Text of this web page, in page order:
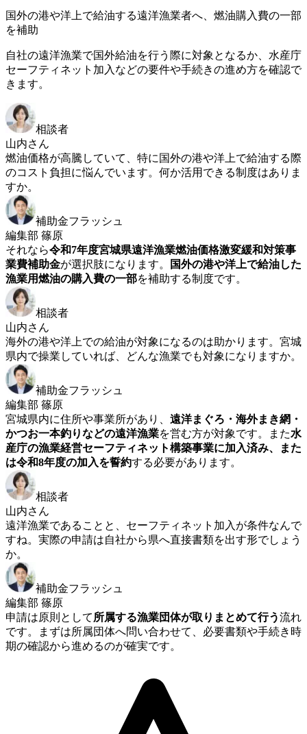
国外の港や洋上で給油する遠洋漁業者へ、燃油購入費の一部
を補助
自社の遠洋漁業で国外給油を行う際に対象となるか、水産庁
セーフティネット加入などの要件や手続きの進め方を確認で
きます。
相談者
山内さん
燃油価格が高騰していて、特に国外の港や洋上で給油する際
のコスト負担に悩んでいます。何か活用できる制度はありま
すか。
補助金フラッシュ
編集部 篠原
それなら令和7年度宮城県遠洋漁業燃油価格激変緩和対策事
業費補助金が選択肢になります。
国外の港や洋上で給油した
漁業用燃油の購入費の一部を補助する制度です。
相談者
山内さん
海外の港や洋上での給油が対象になるのは助かります。宮城
県内で操業していれば、どんな漁業でも対象になりますか。
補助金フラッシュ
編集部 篠原
宮城県内に住所や事業所があり、 遠洋まぐろ・海外まき網・
かつお一本釣りなどの遠洋漁業を営む方が対象です。また水
産庁の漁業経営セーフティネット構築事業に加入済み、また
は令和8年度の加入を誓約する必要があります。
相談者
山内さん
遠洋漁業であることと、セーフティネット加入が条件なんで
すね。実際の申請は自社から県へ直接書類を出す形でしょう
か。
補助金フラッシュ
編集部 篠原
申請は原則として所属する漁業団体が取りまとめて行う流れ
です。まずは所属団体へ問い合わせて、必要書類や手続き時
期の確認から進めるのが確実です。